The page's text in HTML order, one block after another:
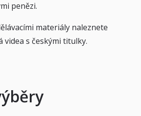
penězi.
materiály naleznete
s českými titulky.